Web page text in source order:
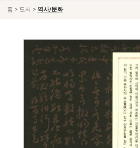
홈 > 도서 > 역사/문화